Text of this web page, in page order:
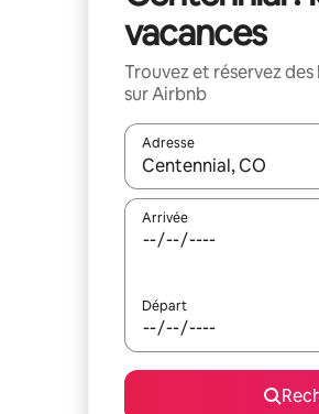
vacances
Trouvez et réservez
sur Airbnb
Adresse
Lorsque les résultats
Arrivée
Départ